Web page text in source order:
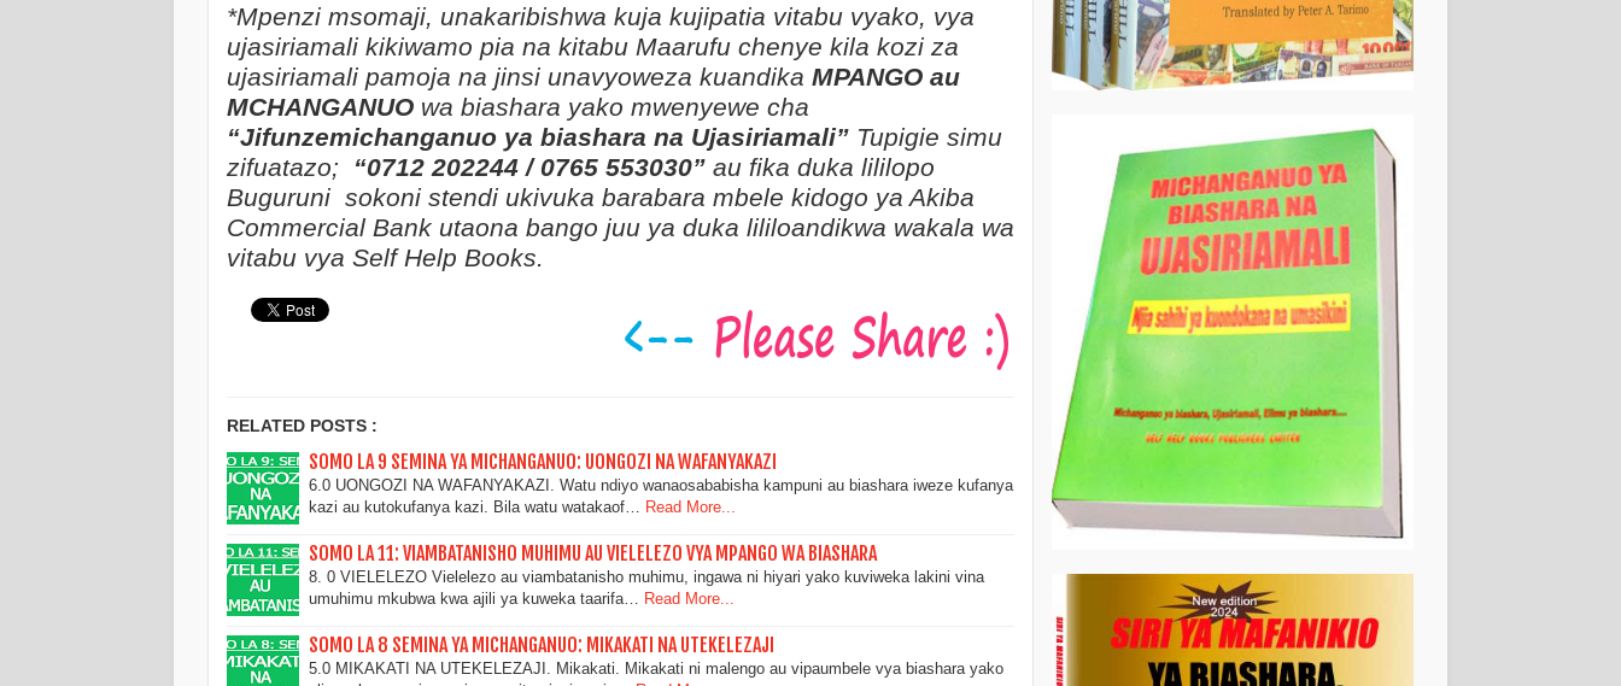
*Mpenzi msomaji, unakaribishwa kuja kujipatia vitabu vyako, vya
ujasiriamali kikiwamo pia na kitabu Maarufu chenye kila kozi za
ujasiriamali pamoja na jinsi unavyoweza kuandika MPANGO au
MCHANGANUO wa biashara yako mwenyewe cha
“Jifunzemichanganuo ya biashara na Ujasiriamali” Tupigie simu
zifuatazo; “0712 202244 / 0765 553030” au fika duka lililopo
Buguruni sokoni stendi ukivuka barabara mbele kidogo ya Akiba
Commercial Bank utaona bango juu ya duka lililoandikwa wakala wa
vitabu vya Self Help Books.
RELATED POSTS :
SOMO LA 9 SEMINA YA MICHANGANUO: UONGOZI NA WAFANYAKAZI
6.0 UONGOZI NA WAFANYAKAZI. Watu ndiyo wanaosababisha kampuni au biashara iweze kufanya
kazi au kutokufanya kazi. Bila watu watakaof…
Read More...
SOMO LA 11: VIAMBATANISHO MUHIMU AU VIELELEZO VYA MPANGO WA BIASHARA
8. 0 VIELELEZO Vielelezo au viambatanisho muhimu, ingawa ni hiyari yako kuviweka lakini vina
umuhimu mkubwa kwa ajili ya kuweka taarifa…
Read More...
SOMO LA 8 SEMINA YA MICHANGANUO: MIKAKATI NA UTEKELEZAJI
5.0 MIKAKATI NA UTEKELEZAJI. Mikakati. Mikakati ni malengo au vipaumbele vya biashara yako